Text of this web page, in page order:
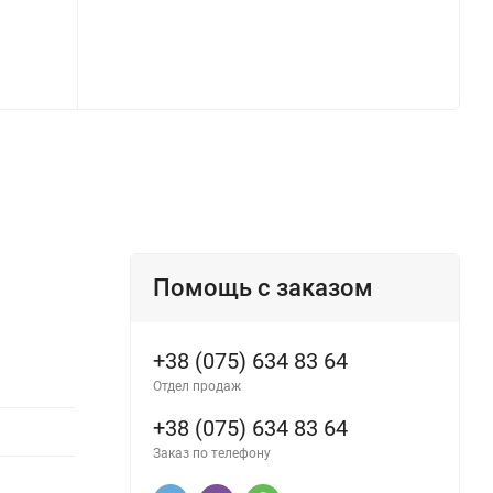
Помощь с заказом
+38 (075) 634 83 64
Отдел продаж
+38 (075) 634 83 64
Заказ по телефону